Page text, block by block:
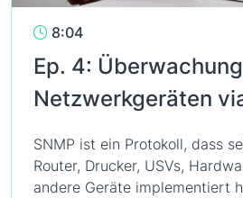
8:04
Ep. 4:
Netzwerkgeräten
SNMP ist ein Protokoll, dass
Router, Drucker, USVs,
andere Geräte implementiert